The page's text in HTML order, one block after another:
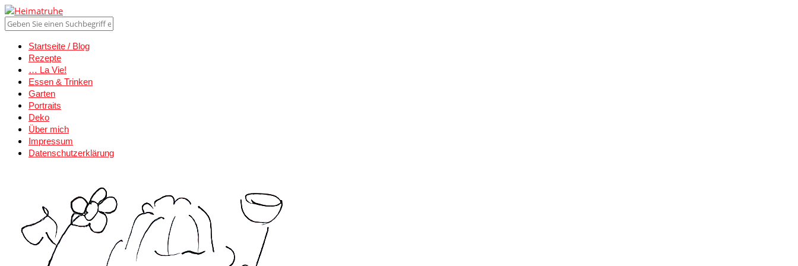
Startseite / Blog
Rezepte
… La Vie!
Essen & Trinken
Garten
Portraits
Deko
Über mich
Impressum
Datenschutzerklärung